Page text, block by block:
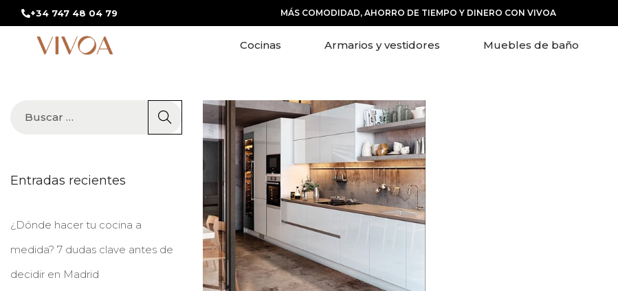
+34 747 48 04 79 MÁS COMODIDAD, AHORRO DE TIEMPO Y DINERO CON VIVOA
Cocinas Armarios y vestidores Muebles de baño
Entradas recientes
¿Dónde hacer tu cocina a
medida? 7 dudas clave antes de
decidir en Madrid